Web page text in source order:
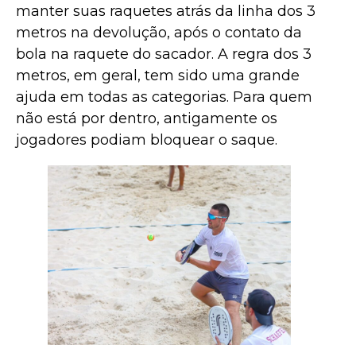
manter suas raquetes atrás da linha dos 3
metros na devolução, após o contato da
bola na raquete do sacador. A regra dos 3
metros, em geral, tem sido uma grande
ajuda em todas as categorias. Para quem
não está por dentro, antigamente os
jogadores podiam bloquear o saque.